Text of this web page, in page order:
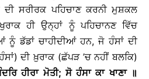
ਸਰੀਰਕ ਪਹਿਚਾਣ ਕਰਨੀ ਮੁਸ਼ਕਲ
ਹੀ ਉਨ੍ਹਾਂ ਨੂੰ ਪਹਿਚਾਨਣ ਵਿੱਚ
ਨੂੰ ਡੱਡਾਂ ਚਾਹੀਦੀਆਂ ਹਨ, ਜੋ ਹੰਸਾਂ ਦੀ
ਦੀ ਖ਼ੁਰਾਕ (ਛੱਪੜ ’ਚ ਨਹੀਂ ਬਲਕਿ)
ਹੀਰਾ ਮੋਤੀ; ਸੋ ਹੰਸਾ ਕਾ ਖਾਣਾ ॥